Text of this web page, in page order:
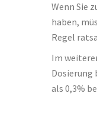
Wenn Sie
haben,
Regel
Im
Dosierung
als 0,3%